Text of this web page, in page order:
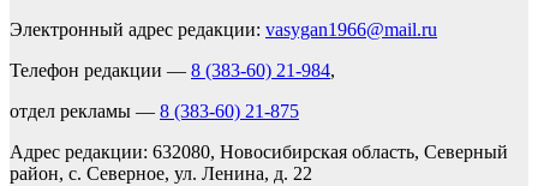
Электронный адрес редакции: vasygan1966@mail.ru
Телефон редакции — 8 (383-60) 21-984,
отдел рекламы — 8 (383-60) 21-875
Адрес редакции: 632080, Новосибирская область, Северный
район, с. Северное, ул. Ленина, д. 22